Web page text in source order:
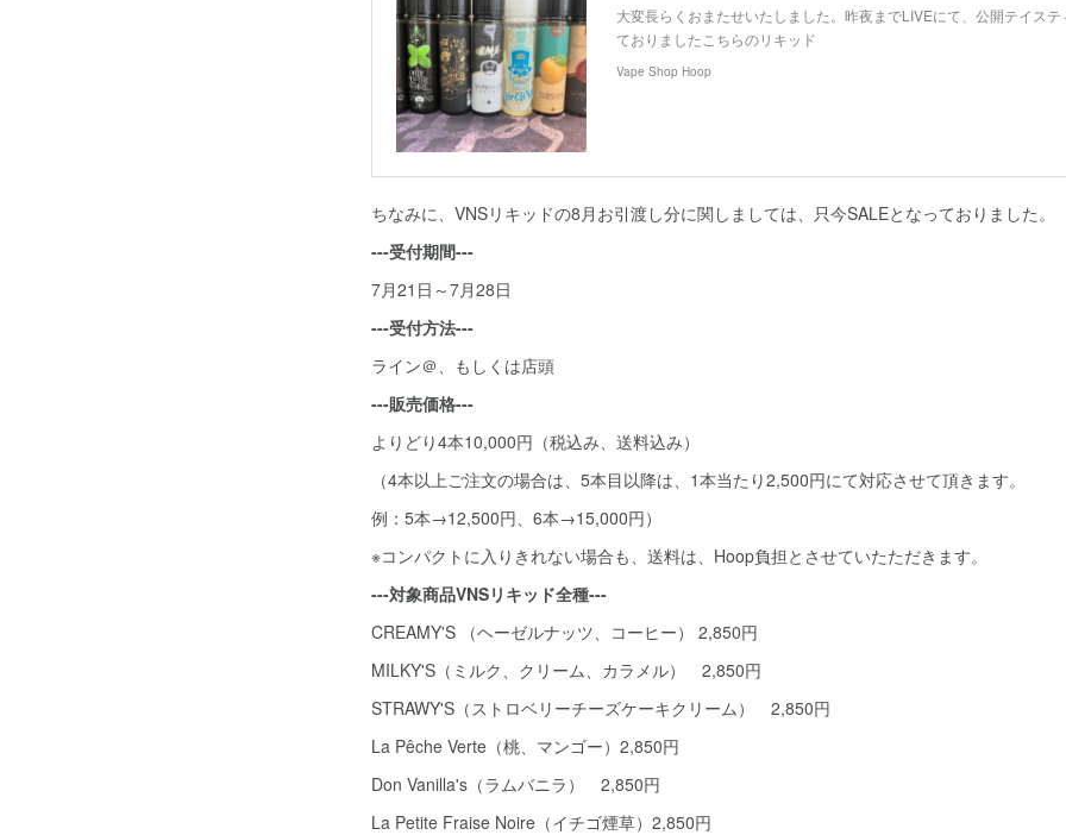
大変長らくおまたせいたしました。昨夜までLIVEにて、公開テイス
ておりましたこちらのリキッド
Vape Shop Hoop
ちなみに、VNSリキッドの8月お引渡し分に関しましては、只今SALEとなっておりました。
---受付期間---
7月21日～7月28日
---受付方法---
ライン＠、もしくは店頭
---販売価格---
よりどり4本10,000円（税込み、送料込み）
（4本以上ご注文の場合は、5本目以降は、1本当たり2,500円にて対応させて頂きます。
例：5本→12,500円、6本→15,000円）
※コンパクトに入りきれない場合も、送料は、Hoop負担とさせていたただきます。
---対象商品VNSリキッド全種---
CREAMY'S （ヘーゼルナッツ、コーヒー） 2,850円
MILKY'S（ミルク、クリーム、カラメル） 2,850円
STRAWY'S（ストロベリーチーズケーキクリーム） 2,850円
La Pêche Verte（桃、マンゴー）2,850円
Don Vanilla's（ラムバニラ） 2,850円
La Petite Fraise Noire（イチゴ煙草）2,850円